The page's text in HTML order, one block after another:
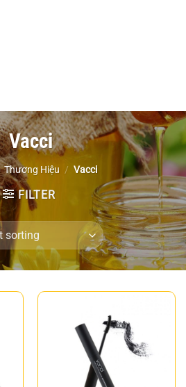
Vacci
Thương Hiệu / Vacci
FILTER